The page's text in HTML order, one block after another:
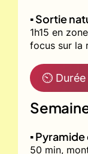
▪️ Sortie
1h15 en
focus sur la
⏲ Durée
▪️
50 min,